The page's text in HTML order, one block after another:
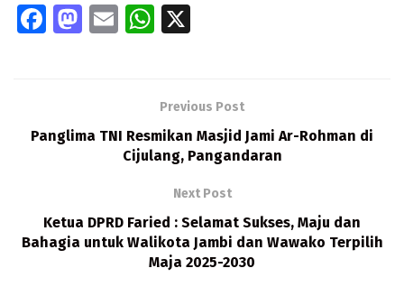
Fa
o
M
o
E
W
s
A
p
Previous Post
Panglima TNI Resmikan Masjid Jami Ar-Rohman di
Cijulang, Pangandaran
Next Post
Ketua DPRD Faried : Selamat Sukses, Maju dan
Bahagia untuk Walikota Jambi dan Wawako Terpilih
Maja 2025-2030